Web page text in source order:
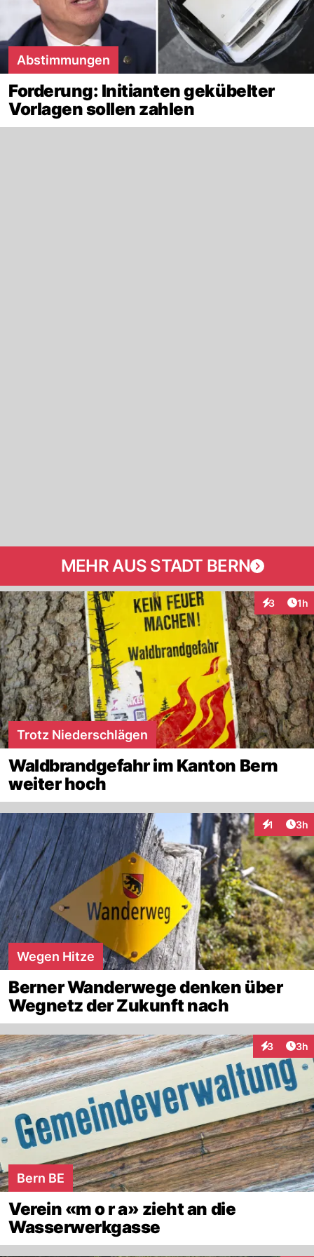
Abstimmungen
Forderung: Initianten gekübelter
Vorlagen sollen zahlen
MEHR AUS STADT BERN
3 1h
Trotz Niederschlägen
Waldbrandgefahr im Kanton Bern
weiter hoch
1 3h
Wegen Hitze
Berner Wanderwege denken über
Wegnetz der Zukunft nach
3 3h
Bern BE
Verein «m o r a» zieht an die
Wasserwerkgasse